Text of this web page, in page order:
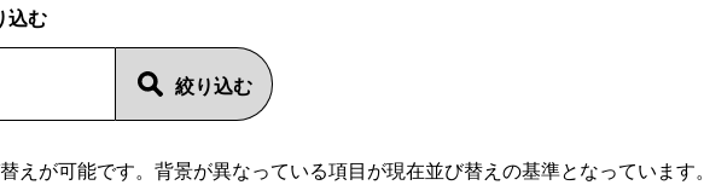
込む
えが可能です。背景が異なっている項目が現在並び替えの基準となっています。